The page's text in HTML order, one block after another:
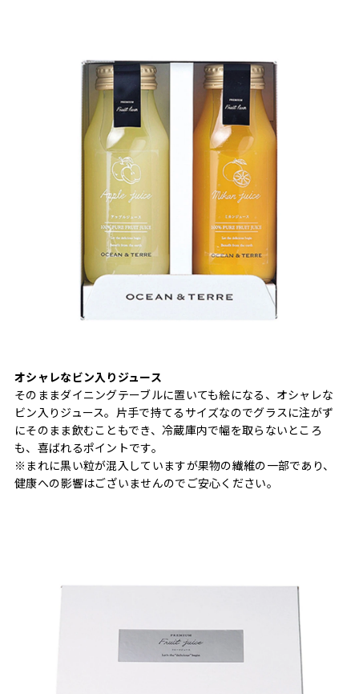
オシャレなビン入りジュース
そのままダイニングテーブルに置いても絵になる、オシャレな
ビン入りジュース。片手で持てるサイズなのでグラスに注がず
にそのまま飲むこともでき、冷蔵庫内で幅を取らないところ
も、喜ばれるポイントです。
※まれに黒い粒が混入していますが果物の繊維の一部であり、
健康への影響はございませんのでご安心ください。